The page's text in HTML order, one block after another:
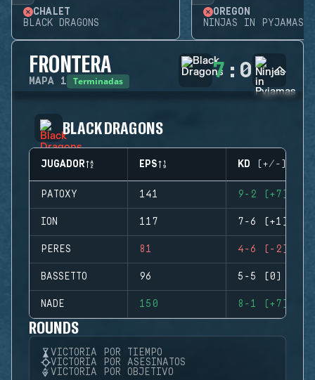
CHALET
BLACK DRAGONS
OREGÓN
NINJAS IN PYJAMAS
FRONTERA
MAPA 1 Terminadas 7 : 0
BLACK DRAGONS
JUGADOR EPS KD (+/-)
PATOXY 141 9-2 (+7)
ION 117 7-6 (+1)
PERES 81 4-6 (-2)
BASSETTO 96 5-5 (0)
NADE 150 8-1 (+7)
ROUNDS
VICTORIA POR TIEMPO
VICTORIA POR ASESINATOS
VICTORIA POR OBJETIVO